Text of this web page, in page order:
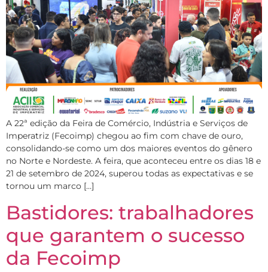
A 22ª edição da Feira de Comércio, Indústria e Serviços de
Imperatriz (Fecoimp) chegou ao fim com chave de ouro,
consolidando-se como um dos maiores eventos do gênero
no Norte e Nordeste. A feira, que aconteceu entre os dias 18 e
21 de setembro de 2024, superou todas as expectativas e se
tornou um marco […]
Bastidores: trabalhadores
que garantem o sucesso
da Fecoimp